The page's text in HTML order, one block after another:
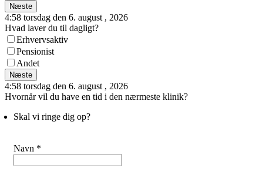
Næste
4:58 torsdag den 6. august , 2026
Hvad laver du til dagligt?
Erhvervsaktiv
Pensionist
Andet
Næste
4:58 torsdag den 6. august , 2026
Hvornår vil du have en tid i den nærmeste klinik?
Skal vi ringe dig op?
Navn *